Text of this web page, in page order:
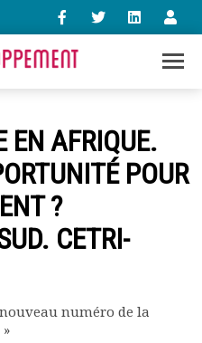
EN AFRIQUE.
POUR
?
CETRI-
numéro de la